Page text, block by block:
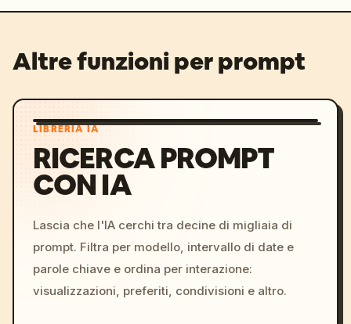
Altre funzioni per prompt
LIBRERIA IA
RICERCA PROMPT
CON IA
Lascia che l'IA cerchi tra decine di migliaia di
prompt. Filtra per modello, intervallo di date e
parole chiave e ordina per interazione:
visualizzazioni, preferiti, condivisioni e altro.